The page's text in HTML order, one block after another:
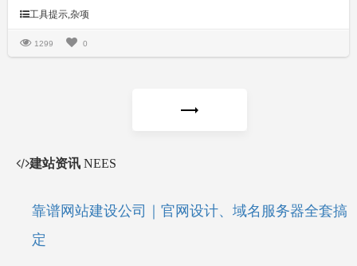
工具提示,杂项
1299 0
建站资讯 NEES
靠谱网站建设公司｜官网设计、域名服务器全套搞
定